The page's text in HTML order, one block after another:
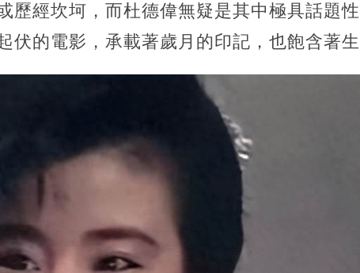
歷經坎坷，而杜德偉無疑是其中極具話題
伏的電影，承載著歲月的印記，也飽含著生